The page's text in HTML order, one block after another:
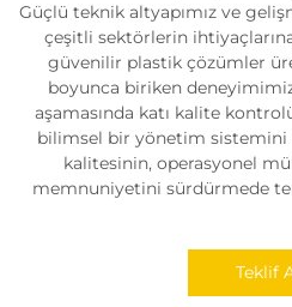
Güçlü teknik altyapımız ve
çeşitli sektörlerin
güvenilir plastik çözümler
boyunca biriken
aşamasında katı kalite
bilimsel bir yönetim
kalitesinin, operasyonel
memnuniyetini sürdürmede
Teklif